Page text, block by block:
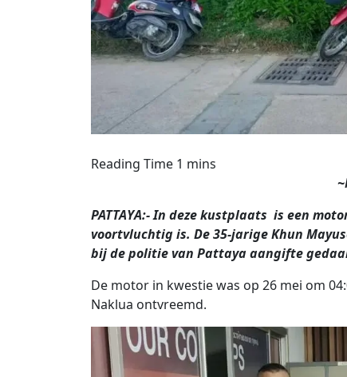
PATTAYA:- In deze kustplaats is een
voortvluchtig is. De 35-jarige Khun
bij de politie van Pattaya aangifte
De motor in kwestie was op 26 mei om
Naklua ontvreemd.